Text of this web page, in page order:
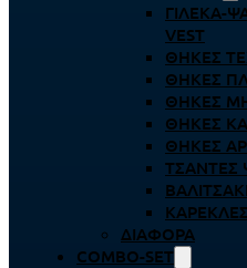
ΓΙΛΈΚΑ-
VEST
ΘΉΚΕΣ
ΘΉΚΕΣ
ΘΉΚΕΣ
ΘΉΚΕΣ
ΘΉΚΕΣ
ΤΣΆΝΤΕΣ
ΚΑΡΈΚΛΕΣ
ΔΙΆΦΟΡΑ
COMBO-SET